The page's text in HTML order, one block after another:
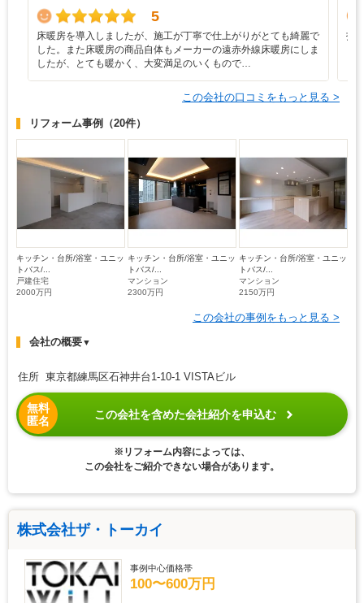
5
床暖房を導入しましたが、施工が丁寧で仕上がりがとても綺麗で
した。また床暖房の商品自体もメーカーの遠赤外線床暖房にしま
したが、とても暖かく、大変満足のいくもので…
打
この会社の口コミをもっと見る >
リフォーム事例 （20件）
キッチン・台所/浴室・ユニッ
トバス/...
戸建住宅
2000万円
キッチン・台所/浴室・ユニッ
トバス/...
マンション
2300万円
キッチン・台所/浴室・ユニッ
トバス/...
マンション
2150万円
この会社の事例をもっと見る >
会社の概要▼
住所 東京都練馬区石神井台1-10-1 VISTAビル
無料
匿名
この会社を含めた会社紹介を申込む
※リフォーム内容によっては、
この会社をご紹介できない場合があります。
株式会社ザ・トーカイ
事例中心価格帯
100〜600万円